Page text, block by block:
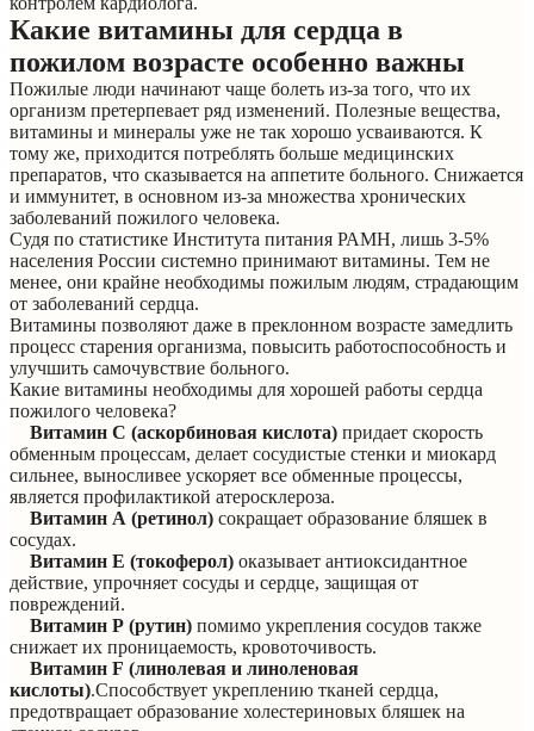
Какие витамины для сердца в
пожилом возрасте особенно важны
Пожилые люди начинают чаще болеть из-за того, что их
организм претерпевает ряд изменений. Полезные вещества,
витамины и минералы уже не так хорошо усваиваются. К
тому же, приходится потреблять больше медицинских
препаратов, что сказывается на аппетите больного. Снижается
и иммунитет, в основном из-за множества хронических
заболеваний пожилого человека.
Судя по статистике Института питания РАМН, лишь 3-5%
населения России системно принимают витамины. Тем не
менее, они крайне необходимы пожилым людям, страдающим
от заболеваний сердца.
Витамины позволяют даже в преклонном возрасте замедлить
процесс старения организма, повысить работоспособность и
улучшить самочувствие больного.
Какие витамины необходимы для хорошей работы сердца
пожилого человека?
Витамин С (аскорбиновая кислота) придает скорость
обменным процессам, делает сосудистые стенки и миокард
сильнее, выносливее ускоряет все обменные процессы,
является профилактикой атеросклероза.
Витамин А (ретинол) сокращает образование бляшек в
сосудах.
Витамин Е (токоферол) оказывает антиоксидантное
действие, упрочняет сосуды и сердце, защищая от
повреждений.
Витамин P (рутин) помимо укрепления сосудов также
снижает их проницаемость, кровоточивость.
Витамин F (линолевая и линоленовая
кислоты).Способствует укреплению тканей сердца,
предотвращает образование холестериновых бляшек на